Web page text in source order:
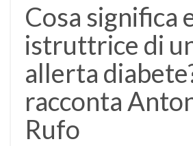
Cosa significa
istruttrice di
allerta
racconta
Rufo